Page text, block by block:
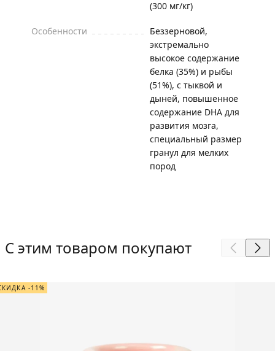
(300 мг/кг)
Особенности
Беззерновой,
экстремально
высокое содержание
белка (35%) и рыбы
(51%), с тыквой и
дыней, повышенное
содержание DHA для
развития мозга,
специальный размер
гранул для мелких
пород
С этим товаром покупают
-11%